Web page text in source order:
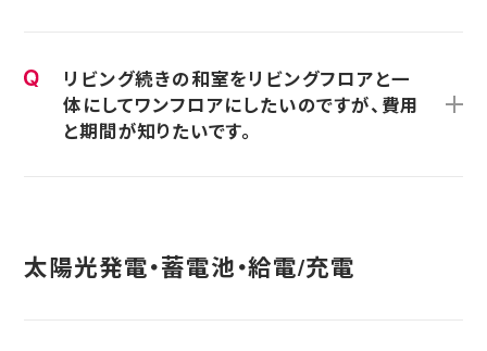
リビング続きの和室をリビングフロアと一
体にしてワンフロアにしたいのですが、費用
と期間が知りたいです。
太陽光発電・蓄電池・給電/充電